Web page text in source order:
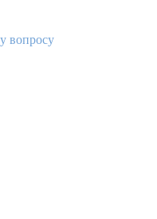
вопросу